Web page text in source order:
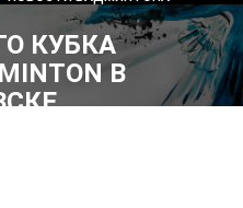
КУБКА
В